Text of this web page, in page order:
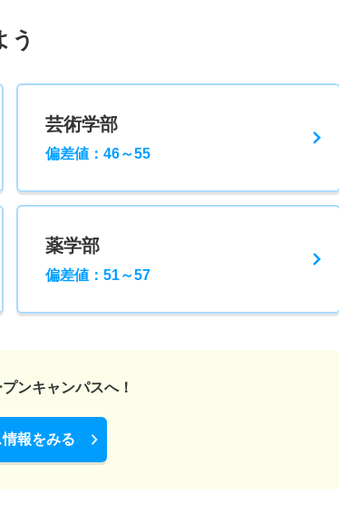
う
芸術学部
偏差値：46～55
薬学部
偏差値：51～57
ンキャンパスへ！
報をみる